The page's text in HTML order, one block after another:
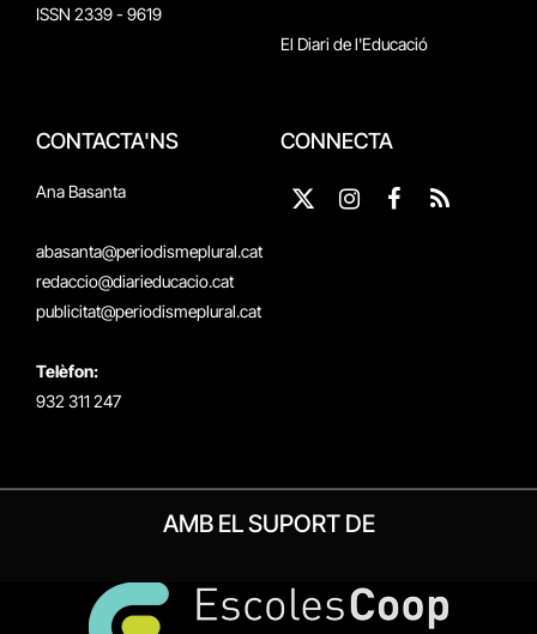
ISSN 2339 - 9619
El Diari de l'Educació
CONTACTA'NS
Ana Basanta
abasanta@periodismeplural.cat
redaccio@diarieducacio.cat
publicitat@periodismeplural.cat
Telèfon:
932 311 247
CONNECTA
X
Instagram
Facebook
RSS
AMB EL SUPORT DE